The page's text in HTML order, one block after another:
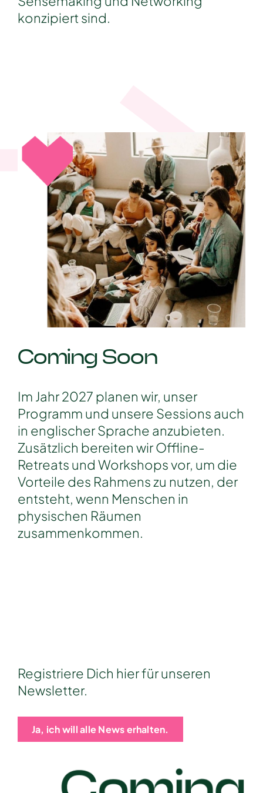
konzipiert sind.
Coming Soon
Im Jahr 2027 planen wir, unser
Programm und unsere Sessions auch
in englischer Sprache anzubieten.
Zusätzlich bereiten wir Offline-
Retreats und Workshops vor, um die
Vorteile des Rahmens zu nutzen, der
entsteht, wenn Menschen in
physischen Räumen
zusammenkommen.
Registriere Dich hier für unseren
Newsletter.
Ja, ich will alle News erhalten.